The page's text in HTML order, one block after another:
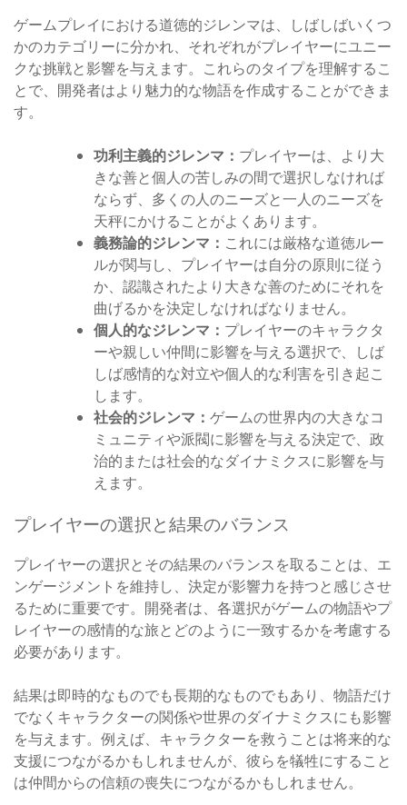
ゲームプレイにおける道徳的ジレンマは、しばしばいくつ
かのカテゴリーに分かれ、それぞれがプレイヤーにユニー
クな挑戦と影響を与えます。これらのタイプを理解するこ
とで、開発者はより魅力的な物語を作成することができま
す。
功利主義的ジレンマ： プレイヤーは、より大
きな善と個人の苦しみの間で選択しなければ
ならず、多くの人のニーズと一人のニーズを
天秤にかけることがよくあります。
義務論的ジレンマ： これには厳格な道徳ルー
ルが関与し、プレイヤーは自分の原則に従う
か、認識されたより大きな善のためにそれを
曲げるかを決定しなければなりません。
個人的なジレンマ： プレイヤーのキャラクタ
ーや親しい仲間に影響を与える選択で、しば
しば感情的な対立や個人的な利害を引き起こ
します。
社会的ジレンマ： ゲームの世界内の大きなコ
ミュニティや派閥に影響を与える決定で、政
治的または社会的なダイナミクスに影響を与
えます。
プレイヤーの選択と結果のバランス
プレイヤーの選択とその結果のバランスを取ることは、エ
ンゲージメントを維持し、決定が影響力を持つと感じさせ
るために重要です。開発者は、各選択がゲームの物語やプ
レイヤーの感情的な旅とどのように一致するかを考慮する
必要があります。
結果は即時的なものでも長期的なものでもあり、物語だけ
でなくキャラクターの関係や世界のダイナミクスにも影響
を与えます。例えば、キャラクターを救うことは将来的な
支援につながるかもしれませんが、彼らを犠牲にすること
は仲間からの信頼の喪失につながるかもしれません。